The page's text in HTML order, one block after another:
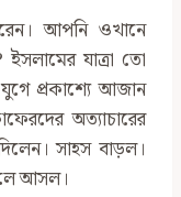
আপনি ওখানে
যাত্রা তো
প্রকাশ্যে আজান
অত্যাচারের
সাহস বাড়ল।
আসল।